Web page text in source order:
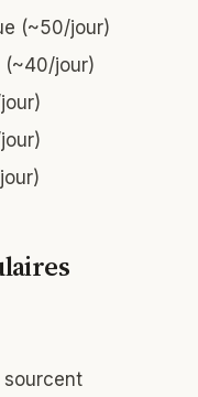
(~50/jour)
jour)
sourcent